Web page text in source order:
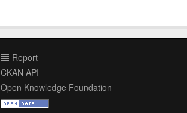
Report
CKAN API
Open Knowledge Foundation